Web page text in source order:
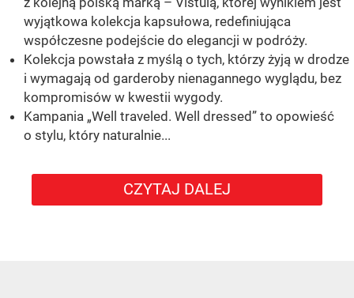
wyjątkowa kolekcja kapsułowa, redefiniująca
współczesne podejście do elegancji w podróży.
Kolekcja powstała z myślą o tych, którzy żyją w drodze
i wymagają od garderoby nienagannego wyglądu, bez
kompromisów w kwestii wygody.
Kampania „Well traveled. Well dressed” to opowieść
o stylu, który naturalnie...
CZYTAJ DALEJ